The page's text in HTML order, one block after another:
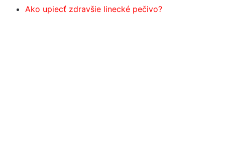
Ako upiecť zdravšie linecké pečivo?